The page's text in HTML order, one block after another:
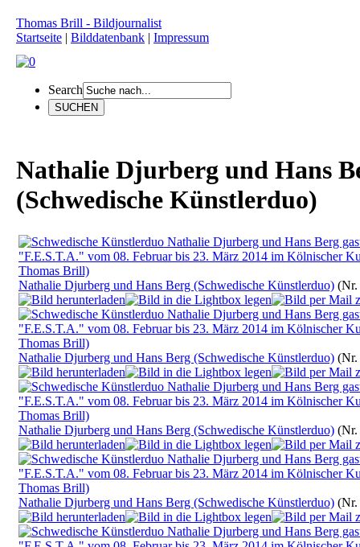
Thomas Brill - Bildjournalist
Startseite | Bilddatenbank | Impressum
Search
Nathalie Djurberg und Hans
(Schwedische Künstlerduo)
Nathalie Djurberg und Hans Berg (Schwedische Künstlerduo) (Nr.
Nathalie Djurberg und Hans Berg (Schwedische Künstlerduo) (Nr.
Nathalie Djurberg und Hans Berg (Schwedische Künstlerduo) (Nr.
Nathalie Djurberg und Hans Berg (Schwedische Künstlerduo) (Nr.